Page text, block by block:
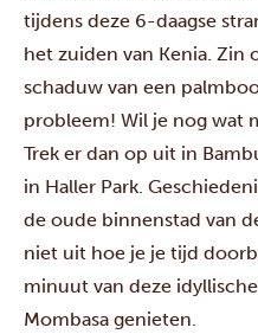
tijdens deze 6-daagse
het zuiden van Kenia. Zin
schaduw van een
probleem! Wil je nog wat
Trek er dan op uit in
in Haller Park.
de oude binnenstad van
niet uit hoe je je tijd
minuut van deze
Mombasa genieten.